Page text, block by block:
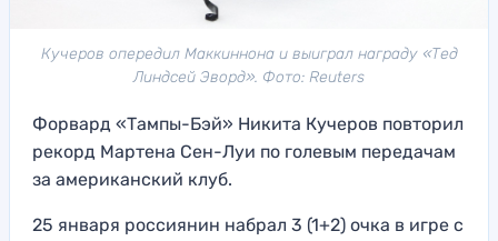
Кучеров опередил Маккиннона и выиграл награду «Тед
Линдсей Эворд». Фото: Reuters
Форвард «Тампы-Бэй» Никита Кучеров повторил
рекорд Мартена Сен-Луи по голевым передачам
за американский клуб.
25 января россиянин набрал 3 (1+2) очка в игре с